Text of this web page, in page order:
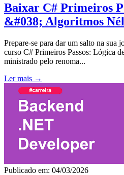
Baixar C# Primeiros
&#038; Algoritmos
Prepare-se para dar um salto na sua
curso C# Primeiros Passos: Lógica
ministrado pelo renoma...
Ler mais →
Publicado em: 04/03/2026